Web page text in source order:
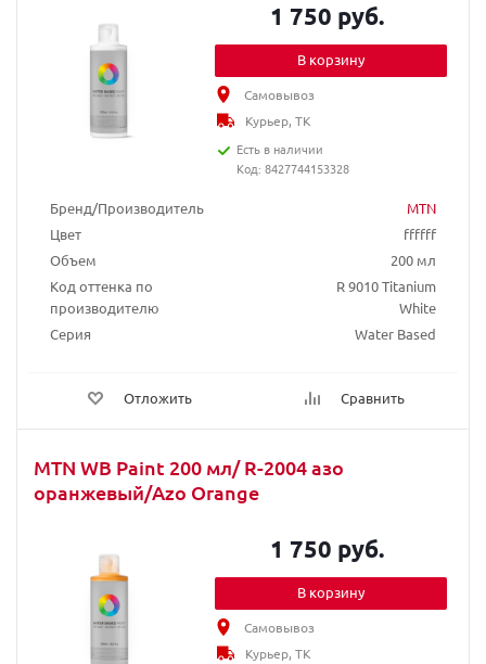
Бренд/Производитель
MTN
Цвет
ffffff
Объем
200 мл
Код оттенка по
производителю
R 9010 Titanium
White
Серия
Water Based
Отложить Сравнить
1 750 руб.
В корзину
Самовывоз
Курьер, ТК
Есть в наличии
Код: 8427744153328
MTN WB Paint 200 мл/ R-2004 азо
оранжевый/Azo Orange
1 750 руб.
В корзину
Самовывоз
Курьер, ТК